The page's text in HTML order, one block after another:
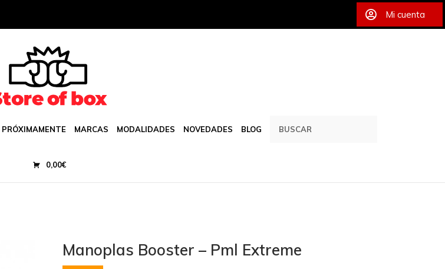
Mi cuenta
PRÓXIMAMENTE MARCAS MODALIDADES NOVEDADES BLOG
0,00€
Manoplas Booster – Pml Extreme